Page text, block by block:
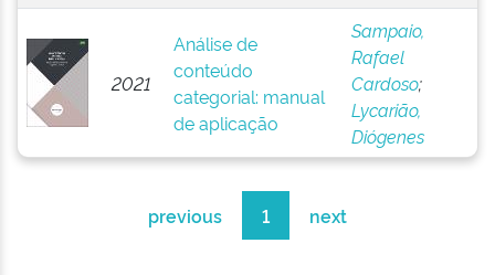
2021
Análise de
conteúdo
categorial: manual
de aplicação
Sampaio,
Rafael
Cardoso;
Lycarião,
Diógenes
previous 1 next